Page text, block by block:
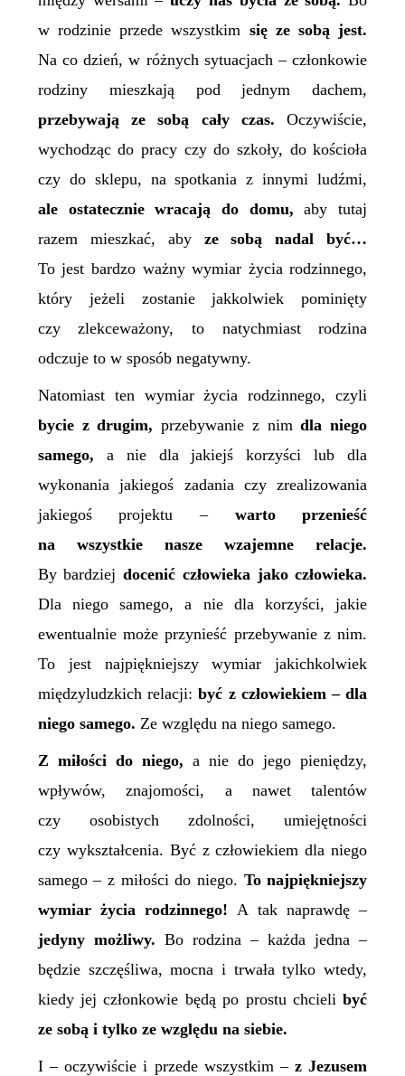
w rodzinie przede wszystkim się ze sobą jest.
Na co dzień, w różnych sytuacjach – członkowie
rodziny mieszkają pod jednym dachem,
przebywajązesobą cały czas.Oczywiście,
wychodząc do pracy czy do szkoły, do kościoła
czy do sklepu, na spotkania z innymi ludźmi,
ale ostatecznie wracają do domu, aby tutaj
razem mieszkać, aby ze sobą nadal być…
To jest bardzo ważny wymiar życia rodzinnego,
który jeżeli zostanie jakkolwiek pominięty
czy zlekceważony, to natychmiast rodzina
odczuje to w sposób negatywny.
Natomiast ten wymiar życia rodzinnego, czyli
bycie z drugim,przebywanie z nimdla niego
samego, a nie dla jakiejś korzyści lub dla
wykonania jakiegoś zadania czy zrealizowania
jakiegoś projektu – warto przenieść
na wszystkie nasze wzajemne relacje.
By bardziej docenić człowieka jako człowieka.
Dla niego samego, a nie dla korzyści, jakie
ewentualnie może przynieść przebywanie z nim.
To jest najpiękniejszy wymiar jakichkolwiek
międzyludzkich relacji:być z człowiekiem – dla
niego samego. Ze względu na niego samego.
Z miłości do niego, a nie do jego pieniędzy,
wpływów, znajomości, a nawet talentów
czy osobistych zdolności, umiejętności
czy wykształcenia. Być z człowiekiem dla niego
samego – z miłości do niego. To najpiękniejszy
wymiar życia rodzinnego! A tak naprawdę –
jedyny możliwy. Bo rodzina – każda jedna –
będzie szczęśliwa, mocna i trwała tylko wtedy,
kiedy jej członkowie będą po prostu chcielibyć
ze sobą i tylko ze względu na siebie.
I – oczywiście i przede wszystkim –z Jezusem